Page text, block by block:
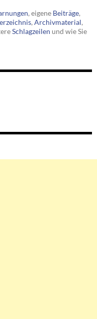
, eigene Beiträge,
, Archivmaterial,
Schlagzeilen und wie Sie